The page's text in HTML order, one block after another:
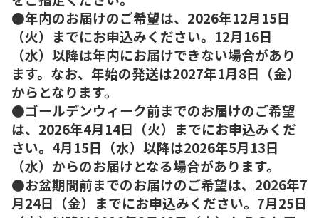
●年内のお届けのご希望は、2026年12月15日
（火）までにお申込みください。12月16日
（水）以降は年内にお届けできない場合があり
ます。なお、年始の発送は2027年1月8日（金）
からとなります。
●ゴールデンウィーク前までのお届けのご希望
は、2026年4月14日（火）までにお申込みくだ
さい。4月15日（水）以降は2026年5月13日
（水）からのお届けとなる場合があります。
●お盆期間前までのお届けのご希望は、2026年7
月24日（金）までにお申込みください。7月25日